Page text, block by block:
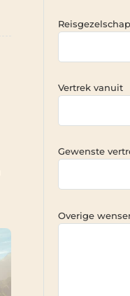
Reisgezelschap
Vertrek vanuit
Gewenste
Overige